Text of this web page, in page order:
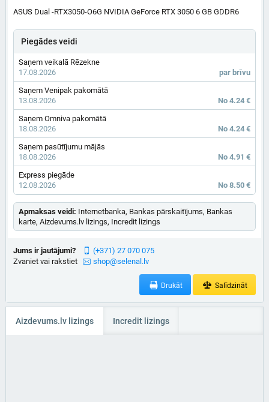
ASUS Dual -RTX3050-O6G NVIDIA GeForce RTX 3050 6 GB GDDR6
Piegādes veidi
Saņem veikalā Rēzekne
17.08.2026
par brīvu
Saņem Venipak pakomātā
13.08.2026
No 4.24 €
Saņem Omniva pakomātā
18.08.2026
No 4.24 €
Saņem pasūtījumu mājās
18.08.2026
No 4.91 €
Express piegāde
12.08.2026
No 8.50 €
Apmaksas veidi: Internetbanka, Bankas pārskaitījums, Bankas
karte, Aizdevums.lv lizings, Incredit lizings
Jums ir jautājumi?
Zvaniet vai rakstiet
(+371) 27 070 075
shop@selenal.lv
Drukāt Salīdzināt
Aizdevums.lv lizings Incredit lizings